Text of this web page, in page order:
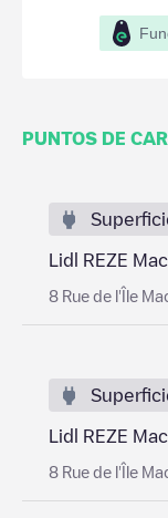
PUNTOS DE
Lidl REZE
8 Rue de l'Île
Lidl REZE
8 Rue de l'Île